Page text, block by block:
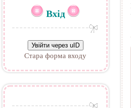
Вхід
Увійти через uID
Стара форма входу